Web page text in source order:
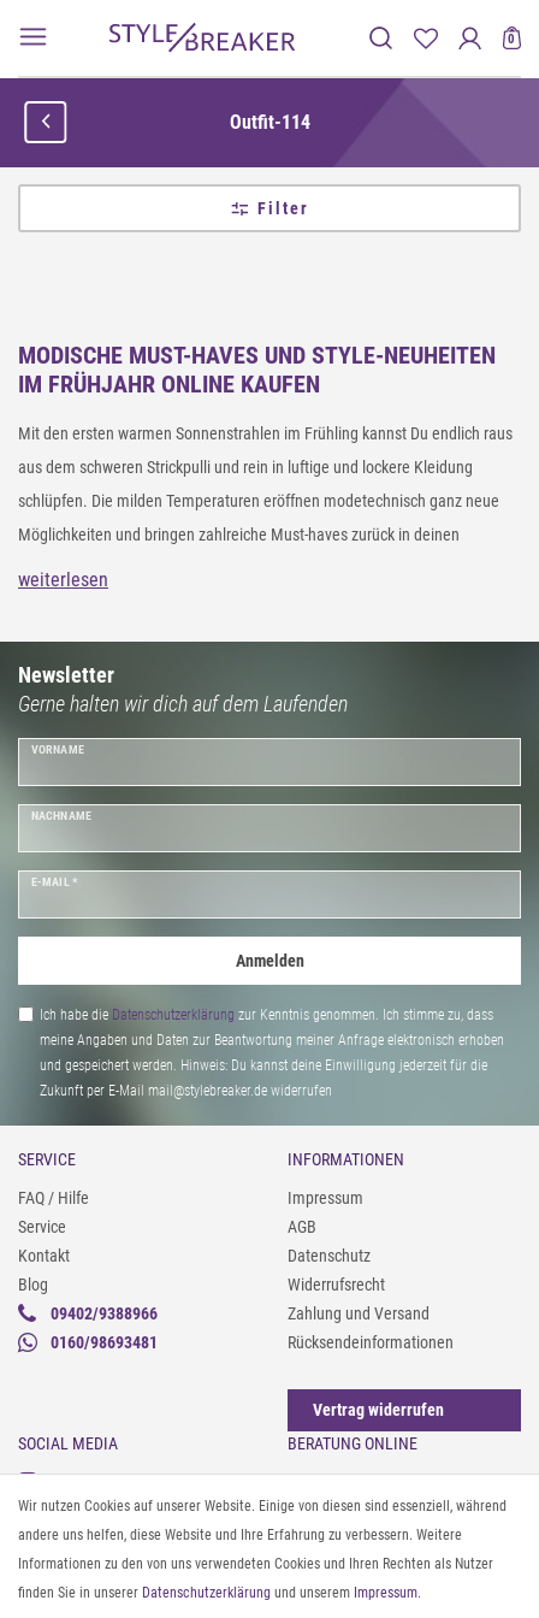
0
Outfit-114
Filter
MODISCHE MUST-HAVES UND STYLE-NEUHEITEN
IM FRÜHJAHR ONLINE KAUFEN
Mit den ersten warmen Sonnenstrahlen im Frühling kannst Du endlich raus
aus dem schweren Strickpulli und rein in luftige und lockere Kleidung
schlüpfen. Die milden Temperaturen eröffnen modetechnisch ganz neue
Möglichkeiten und bringen zahlreiche Must-haves zurück in deinen
Kleiderschrank. Entdecke in unserem styleBREAKER Online Shop aktuelle
Cozy Looks: Bring mit unseren Style-Neuheiten für den Frühling wieder
frischen Wind in deine Garderobe und erlebe unendlichen Spaß bei der
Kreation Deines Frühlingslooks.
weiterlesen
Newsletter
Gerne halten wir dich auf dem Laufenden
VORNAME
NACHNAME
E-MAIL *
Anmelden
Ich habe die Daten­schutz­erklärung zur Kenntnis genommen. Ich stimme zu, dass
meine Angaben und Daten zur Beantwortung meiner Anfrage elektronisch erhoben
und gespeichert werden. Hinweis: Du kannst deine Einwilligung jederzeit für die
Zukunft per E-Mail mail@stylebreaker.de widerrufen
SERVICE
FAQ / Hilfe
Service
Kontakt
Blog
09402/9388966
0160/98693481
INFORMATIONEN
Impressum
AGB
Datenschutz
Widerrufsrecht
Zahlung und Versand
Rücksendeinformationen
Vertrag widerrufen
SOCIAL MEDIA
Instagram
Facebook
Pinterest
Twitter
Youtube
BERATUNG ONLINE
Gürtel messen & kürzen
Sonnenbrillen & UV-Schutz
Textilpflege
Textil- und Material-Guide
Geldbörse richtig organisieren
Wir nutzen Cookies auf unserer Website. Einige von diesen sind essenziell, während
andere uns helfen, diese Website und Ihre Erfahrung zu verbessern. Weitere
Informationen zu den von uns verwendeten Cookies und Ihren Rechten als Nutzer
finden Sie in unserer Daten­schutz­erklärung und unserem Impressum.